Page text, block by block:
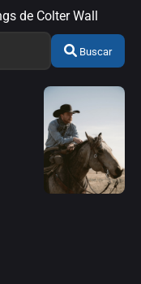
de Colter Wall
Buscar